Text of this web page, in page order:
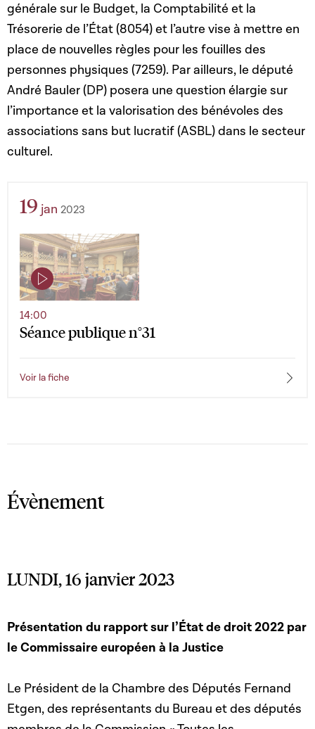
générale sur le Budget, la Comptabilité et la
Trésorerie de l’État (8054) et l’autre vise à mettre en
place de nouvelles règles pour les fouilles des
personnes physiques (7259). Par ailleurs, le député
André Bauler (DP) posera une question élargie sur
l’importance et la valorisation des bénévoles des
associations sans but lucratif (ASBL) dans le secteur
culturel.
19 jan 2023
Séance publique n°31
14:00
Voir la fiche
Évènement
LUNDI, 16 janvier 2023
Présentation du rapport sur l’État de droit 2022 par
le Commissaire européen à la Justice
Le Président de la Chambre des Députés Fernand
Etgen, des représentants du Bureau et des députés